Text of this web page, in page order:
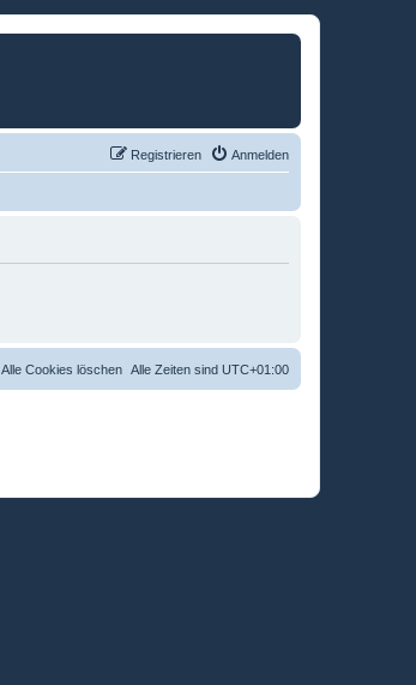
Anmelden
Registrieren
Alle Zeiten sind UTC+01:00
Alle Cookies löschen